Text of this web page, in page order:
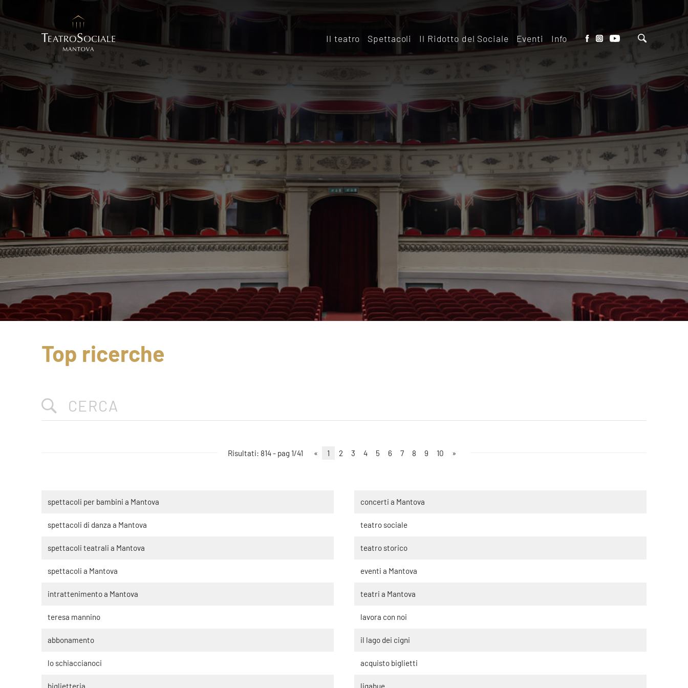
Il teatro
Affitta il Teatro
Spettacoli Il Ridotto del Sociale
Il ridotto del Teatro
Archivio Eventi del
Ridotto
Eventi Info
Contatti
Dove siamo
Dove Parcheggiare
Top ricerche
Risultati: 814 - pag 1/41 « 1 2 3 4 5 6 7 8 9 10 »
spettacoli per bambini a Mantova concerti a Mantova
spettacoli di danza a Mantova teatro sociale
spettacoli teatrali a Mantova teatro storico
spettacoli a Mantova eventi a Mantova
intrattenimento a Mantova teatri a Mantova
teresa mannino lavora con noi
abbonamento il lago dei cigni
lo schiaccianoci acquisto biglietti
biglietteria ligabue